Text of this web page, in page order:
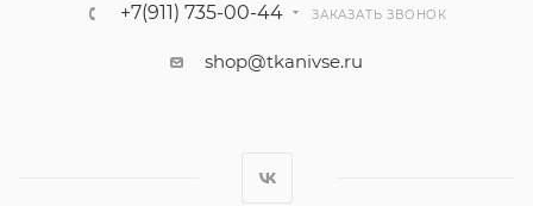
+7(911) 735-00-44 ЗАКАЗАТЬ ЗВОНОК
shop@tkanivse.ru